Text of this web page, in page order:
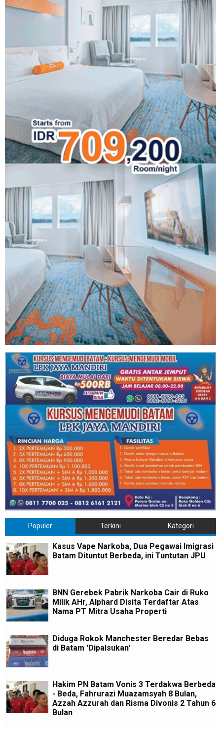
Populer Terkini Kategori
Kasus Vape Narkoba, Dua Pegawai Imigrasi
Batam Dituntut Berbeda, ini Tuntutan JPU
BNN Gerebek Pabrik Narkoba Cair di Ruko
Milik AHr, Alphard Disita Terdaftar Atas
Nama PT Mitra Usaha Properti
Diduga Rokok Manchester Beredar Bebas
di Batam 'Dipalsukan'
Hakim PN Batam Vonis 3 Terdakwa Berbeda
- Beda, Fahrurazi Muazamsyah 8 Bulan,
Azzah Azzurah dan Risma Divonis 2 Tahun 6
Bulan